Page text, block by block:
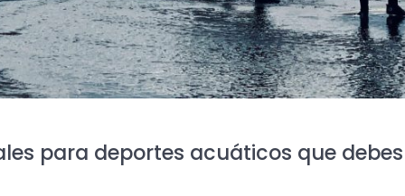
para deportes acuáticos que debes